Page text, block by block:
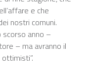
e che
nostri comuni.
scorso anno –
– ma avranno il